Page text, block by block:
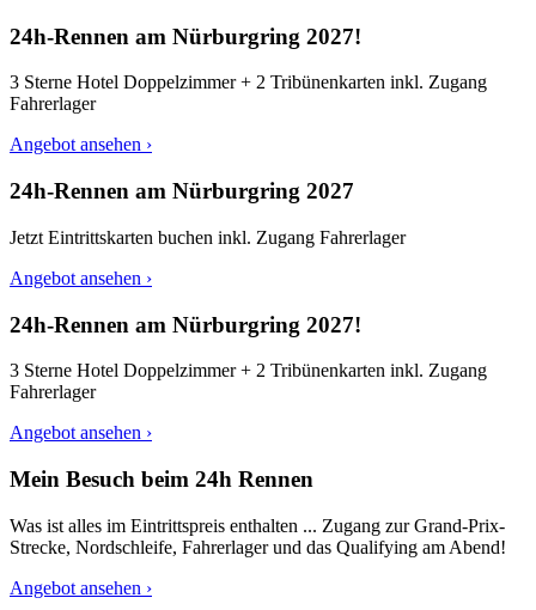
24h-Rennen am Nürburgring 2027!
3 Sterne Hotel Doppelzimmer + 2 Tribünenkarten inkl. Zugang
Fahrerlager
Angebot ansehen ›
24h-Rennen am Nürburgring 2027
Jetzt Eintrittskarten buchen inkl. Zugang Fahrerlager
Angebot ansehen ›
24h-Rennen am Nürburgring 2027!
3 Sterne Hotel Doppelzimmer + 2 Tribünenkarten inkl. Zugang
Fahrerlager
Angebot ansehen ›
Mein Besuch beim 24h Rennen
Was ist alles im Eintrittspreis enthalten ... Zugang zur Grand-Prix-
Strecke, Nordschleife, Fahrerlager und das Qualifying am Abend!
Angebot ansehen ›